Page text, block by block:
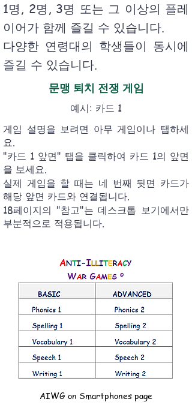
1명, 2명, 3명 또는 그 이상의 플레
이어가 함께 즐길 수 있습니다.
다양한 연령대의 학생들이 동시에
즐길 수 있습니다.
문맹 퇴치 전쟁 게임
예시: 카드 1
게임 설명을 보려면 아무 게임이나 탭하세
요.
"카드 1 앞면" 탭을 클릭하여 카드 1의 앞면
을 보세요.
실제 게임을 할 때는 네 번째 뒷면 카드가
해당 앞면 카드와 연결됩니다.
18페이지의 "참고"는 데스크톱 보기에서만
부분적으로 적용됩니다.
AIWG on Smartphones page